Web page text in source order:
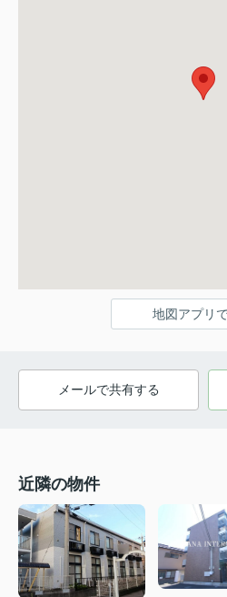
地図アプリ
メールで共有する
近隣の物件